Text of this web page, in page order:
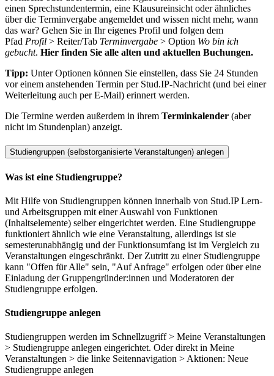
einen Sprechstundentermin, eine Klausureinsicht oder ähnliches
über die Terminvergabe angemeldet und wissen nicht mehr, wann
das war? Gehen Sie in Ihr eigenes Profil und folgen dem
Pfad Profil > Reiter/Tab Terminvergabe > Option Wo bin ich
gebucht. Hier finden Sie alle alten und aktuellen Buchungen.
Tipp: Unter Optionen können Sie einstellen, dass Sie 24 Stunden
vor einem anstehenden Termin per Stud.IP-Nachricht (und bei einer
Weiterleitung auch per E-Mail) erinnert werden.
Die Termine werden außerdem in ihrem Terminkalender (aber
nicht im Stundenplan) anzeigt.
Studiengruppen (selbstorganisierte Veranstaltungen) anlegen
Was ist eine Studiengruppe?
Mit Hilfe von Studiengruppen können innerhalb von Stud.IP Lern-
und Arbeitsgruppen mit einer Auswahl von Funktionen
(Inhaltselemente) selber eingerichtet werden. Eine Studiengruppe
funktioniert ähnlich wie eine Veranstaltung, allerdings ist sie
semesterunabhängig und der Funktionsumfang ist im Vergleich zu
Veranstaltungen eingeschränkt. Der Zutritt zu einer Studiengruppe
kann "Offen für Alle" sein, "Auf Anfrage" erfolgen oder über eine
Einladung der Gruppengründer:innen und Moderatoren der
Studiengruppe erfolgen.
Studiengruppe anlegen
Studiengruppen werden im Schnellzugriff > Meine Veranstaltungen
> Studiengruppe anlegen eingerichtet. Oder direkt in Meine
Veranstaltungen > die linke Seitennavigation > Aktionen: Neue
Studiengruppe anlegen